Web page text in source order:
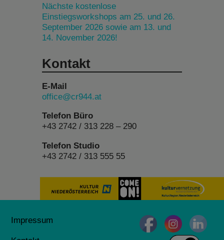
Nächste kostenlose
Einstiegsworkshops am 25. und 26.
September 2026 sowie am 13. und
14. November 2026!
Kontakt
E-Mail
office@cr944.at
Telefon Büro
+43 2742 / 313 228 – 290
Telefon Studio
+43 2742 / 313 555 55
Impressum